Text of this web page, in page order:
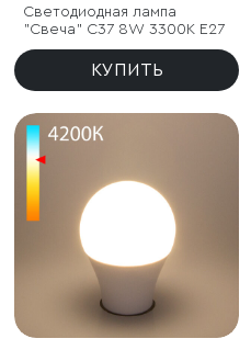
Светодиодная лампа
"Свеча" C37 8W 3300K E27
КУПИТЬ